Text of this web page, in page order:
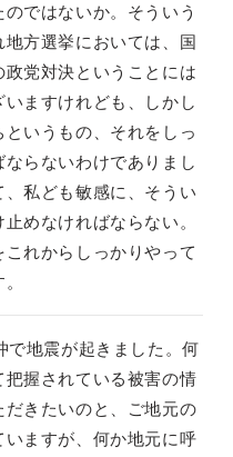
ではないか。そういう
方選挙においては、国
党対決ということには
ますけれども、しかし
いうもの、それをしっ
らないわけでありまし
私ども敏感に、そうい
めなければならない。
れからしっかりやって
で地震が起きました。何
握されている被害の情
きたいのと、ご地元の
ますが、何か地元に呼